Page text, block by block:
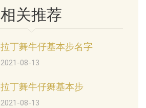
相关推荐
拉丁舞牛仔基本步名字
2021-08-13
拉丁舞牛仔舞基本步
2021-08-13